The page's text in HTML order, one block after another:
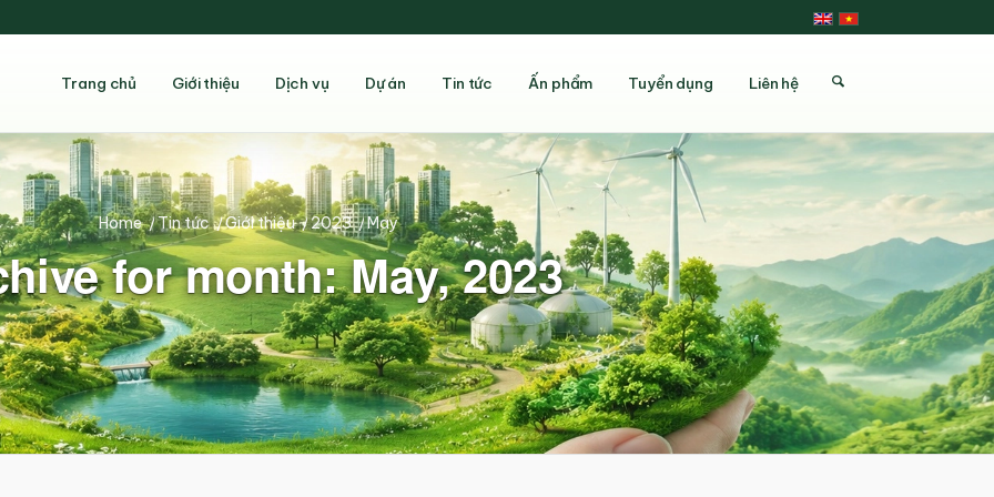
Trang chủ Giới thiệu Dịch vụ Dự án Tin tức Ấn phẩm Tuyển dụng Liên hệ
for month: May, 2023
Home /Tin tức /Giới thiệu /2023 /May